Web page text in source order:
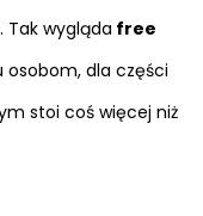
Tak wygląda free
dla części
stoi coś więcej niż